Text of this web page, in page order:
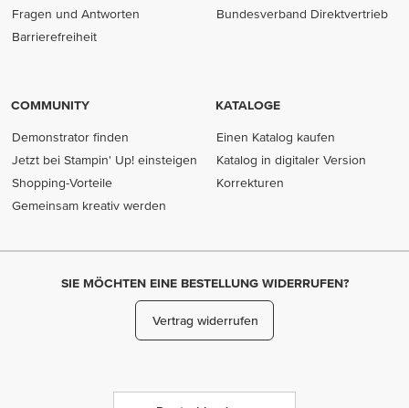
Fragen und Antworten
Barrierefreiheit
Bundesverband Direktvertrieb
COMMUNITY
Demonstrator finden
Jetzt bei Stampin' Up! einsteigen
Shopping-Vorteile
Gemeinsam kreativ werden
KATALOGE
Einen Katalog kaufen
Katalog in digitaler Version
Korrekturen
SIE MÖCHTEN EINE BESTELLUNG WIDERRUFEN?
Vertrag widerrufen